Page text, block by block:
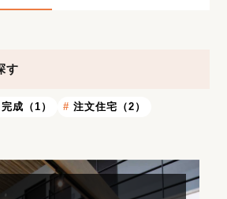
す
完成（1） 注文住宅（2）